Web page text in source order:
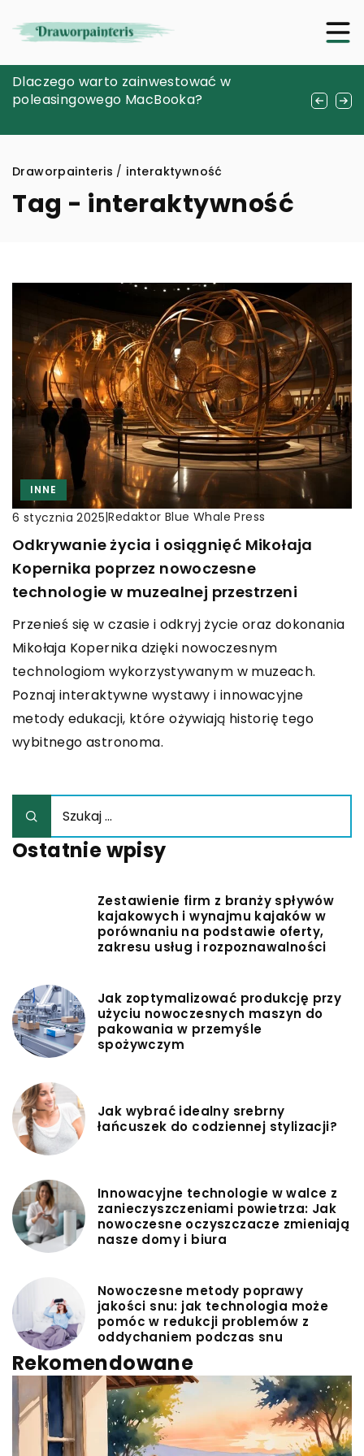
Jak przygotować się do sesji ślubnej za
granicą: Praktyczne wskazówki dla
Dlaczego warto zainwestować w
poleasingowego MacBooka?
Innowacyjne technologie w igłach
modułowych dla artystów tatuażu
Draworpainteris / interaktywność
Tag - interaktywność
INNE
6 stycznia 2025|Redaktor Blue Whale Press
Odkrywanie życia i osiągnięć Mikołaja
Kopernika poprzez nowoczesne
technologie w muzealnej przestrzeni
Przenieś się w czasie i odkryj życie oraz dokonania
Mikołaja Kopernika dzięki nowoczesnym
technologiom wykorzystywanym w muzeach.
Poznaj interaktywne wystawy i innowacyjne
metody edukacji, które ożywiają historię tego
wybitnego astronoma.
Ostatnie wpisy
Zestawienie firm z branży spływów
kajakowych i wynajmu kajaków w
porównaniu na podstawie oferty,
zakresu usług i rozpoznawalności
Jak zoptymalizować produkcję przy
użyciu nowoczesnych maszyn do
pakowania w przemyśle
spożywczym
Jak wybrać idealny srebrny
łańcuszek do codziennej stylizacji?
Innowacyjne technologie w walce z
zanieczyszczeniami powietrza: Jak
nowoczesne oczyszczacze zmieniają
nasze domy i biura
Nowoczesne metody poprawy
jakości snu: jak technologia może
pomóc w redukcji problemów z
oddychaniem podczas snu
Rekomendowane